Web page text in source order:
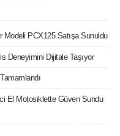
Modeli PCX125 Satışa Sunuldu
Deneyimini Dijitale Taşıyor
El Motosiklette Güven Sundu